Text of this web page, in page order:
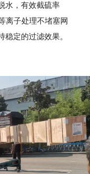
水，有效截硫率
离子处理不堵塞网
定的过滤效果。